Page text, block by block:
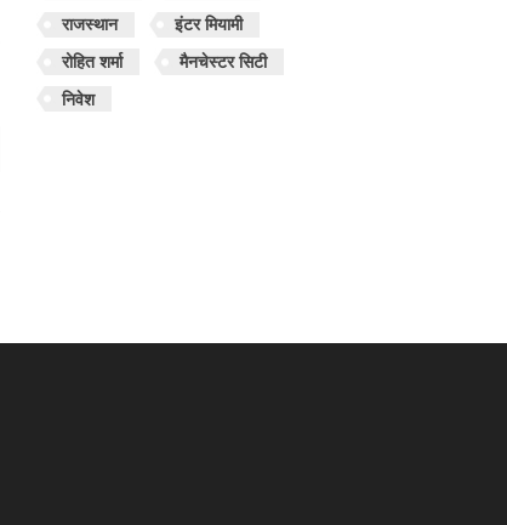
राजस्थान
इंटर मियामी
रोहित शर्मा
मैनचेस्टर सिटी
निवेश